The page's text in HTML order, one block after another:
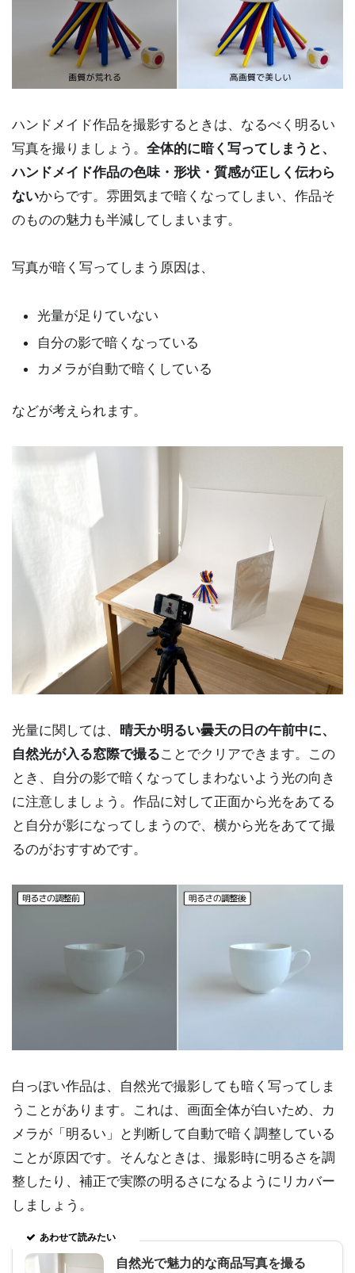
ハンドメイド作品を撮影するときは、なるべく明るい
写真を撮りましょう。 全体的に暗く写ってしまうと、
ハンドメイド作品の色味・形状・質感が正しく伝わら
ないからです。雰囲気まで暗くなってしまい、作品そ
のものの魅力も半減してしまいます。
写真が暗く写ってしまう原因は、
光量が足りていない
自分の影で暗くなっている
カメラが自動で暗くしている
などが考えられます。
光量に関しては、 晴天か明るい曇天の日の午前中に、
自然光が入る窓際で撮ることでクリアできます。この
とき、自分の影で暗くなってしまわないよう光の向き
に注意しましょう。作品に対して正面から光をあてる
と自分が影になってしまうので、横から光をあてて撮
るのがおすすめです。
白っぽい作品は、自然光で撮影しても暗く写ってしま
うことがあります。これは、画面全体が白いため、カ
メラが「明るい」と判断して自動で暗く調整している
ことが原因です。そんなときは、撮影時に明るさを調
整したり、補正で実際の明るさになるようにリカバー
しましょう。
あわせて読みたい
自然光で魅力的な商品写真を撮る